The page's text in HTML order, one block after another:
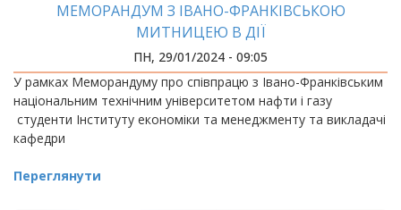
МЕМОРАНДУМ З ІВАНО-ФРАНКІВСЬКОЮ
МИТНИЦЕЮ В ДІЇ
ПН, 29/01/2024 - 09:05
У рамках Меморандуму про співпрацю з Івано-Франківським
національним технічним університетом нафти і газу
студенти Інституту економіки та менеджменту та викладачі
кафедри
Переглянути